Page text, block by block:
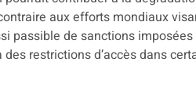
aux efforts mondiaux
passible de sanctions
restrictions d’accès dans